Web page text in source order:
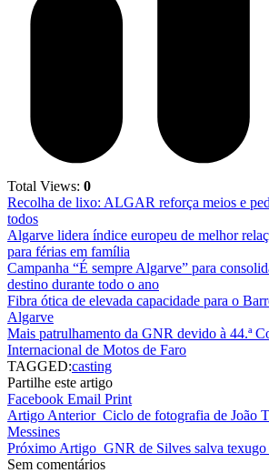
Total Views: 0
Recolha de lixo: ALGAR reforça meios e
todos
Algarve lidera índice europeu de melhor
para férias em família
Campanha “É sempre Algarve” para
destino durante todo o ano
Fibra ótica de elevada capacidade para o
Algarve
Mais patrulhamento da GNR devido à 44.ª
Internacional de Motos de Faro
TAGGED:casting
Partilhe este artigo
Facebook Email Print
Artigo Anterior Ciclo de fotografia de João
Messines
Próximo Artigo GNR de Silves salva texugo
Sem comentários